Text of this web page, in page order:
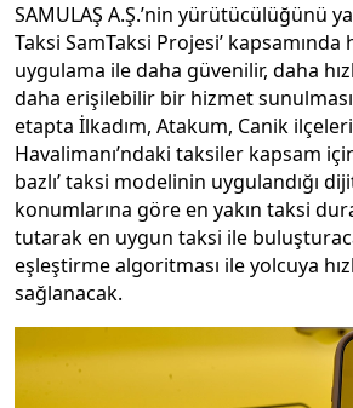
SAMULAŞ A.Ş.’nin yürütücülüğünü
Taksi SamTaksi Projesi’
uygulama ile daha güvenilir, daha
daha erişilebilir bir hizmet
etapta İlkadım, Atakum, Canik
Havalimanı’ndaki taksiler kapsam
bazlı’ taksi modelinin uygulandığı
konumlarına göre en yakın taksi
tutarak en uygun taksi ile
eşleştirme algoritması ile yolcuya
sağlanacak.